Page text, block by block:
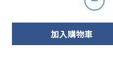
加入購物車